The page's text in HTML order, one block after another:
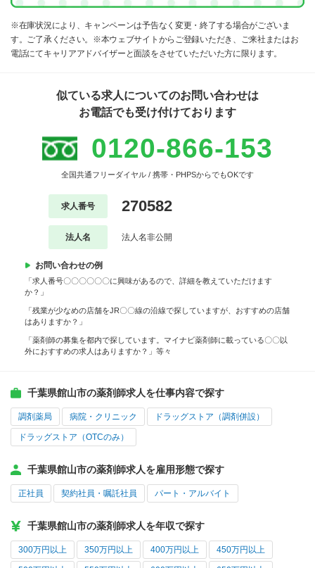
※在庫状況により、キャンペーンは予告なく変更・終了する場合がございま
す。ご了承ください。※本ウェブサイトからご登録いただき、ご来社またはお
電話にてキャリアアドバイザーと面談をさせていただいた方に限ります。
似ている求人についてのお問い合わせは
お電話でも受け付けております
0120-866-153
全国共通フリーダイヤル / 携帯・PHPSからでもOKです
求人番号 270582
法人名 法人名非公開
お問い合わせの例
「求人番号〇〇〇〇〇〇に興味があるので、詳細を教えていただけます
か？」
「残業が少なめの店舗をJR〇〇線の沿線で探していますが、おすすめの店舗
はありますか？」
「薬剤師の募集を都内で探しています。マイナビ薬剤師に載っている〇〇以
外におすすめの求人はありますか？」等々
千葉県館山市の薬剤師求人を仕事内容で探す
調剤薬局 病院・クリニック ドラッグストア（調剤併設）
ドラッグストア（OTCのみ）
千葉県館山市の薬剤師求人を雇用形態で探す
正社員 契約社員・嘱託社員 パート・アルバイト
千葉県館山市の薬剤師求人を年収で探す
300万円以上 350万円以上 400万円以上 450万円以上